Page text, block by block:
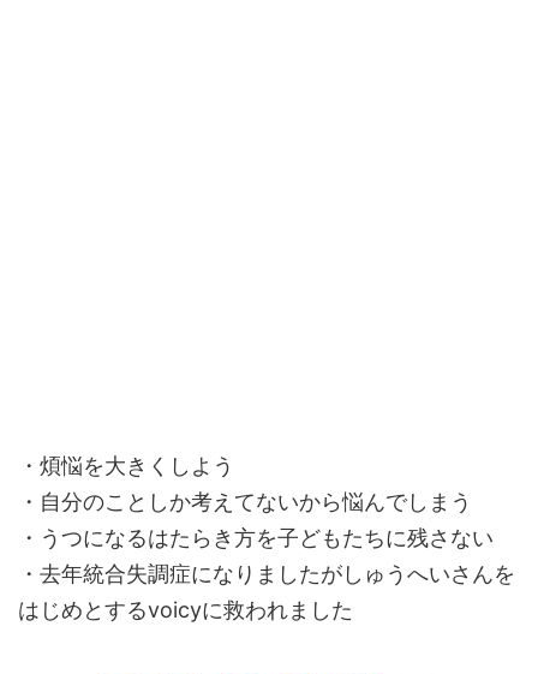
・煩悩を大きくしよう
・自分のことしか考えてないから悩んでしまう
・うつになるはたらき方を子どもたちに残さない
・去年統合失調症になりましたがしゅうへいさんを
はじめとするvoicyに救われました